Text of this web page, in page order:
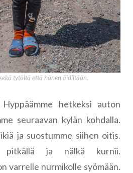
tytöltä että hänen äidiltään.
hetkeksi auton
seuraavan kylän kohdalla.
ja suostumme siihen oitis.
ja nälkä kurnii.
varrelle nurmikolle syömään.